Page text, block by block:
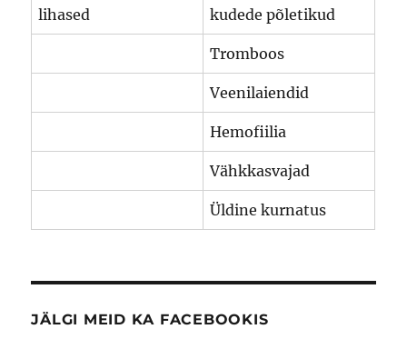
lihased
kudede põletikud
Tromboos
Veenilaiendid
Hemofiilia
Vähkkasvajad
Üldine kurnatus
JÄLGI MEID KA FACEBOOKIS